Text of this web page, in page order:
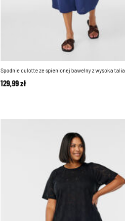
Spodnie culotte ze spienionej bawelny z wysoka talia
129,99 zł